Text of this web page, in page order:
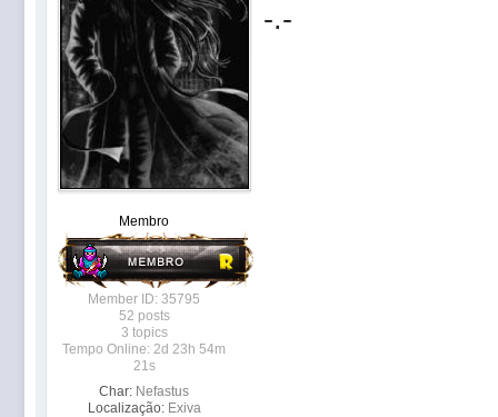
Membro
Member ID: 35795
52 posts
3 topics
Tempo Online: 2d 23h 54m
21s
Char: Nefastus
Localização: Exiva
-.-